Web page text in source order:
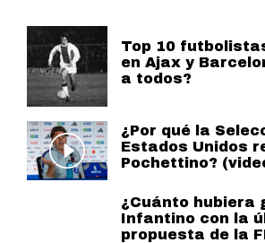
Top 10
en Ajax y
a todos?
¿Por qué la
Estados Unidos
Pochettino?
¿Cuánto hubiera
Infantino con la
propuesta de la